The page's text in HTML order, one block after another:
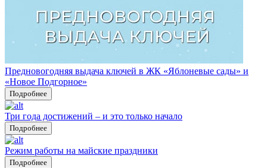
Предновогодняя выдача ключей в ЖК «Яблоневые сады» и
«Новое Подгорное»
Подробнее
Три года достижений – и это только начало
Подробнее
Режим работы на майские праздники
Подробнее